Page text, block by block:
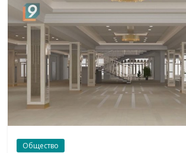
Общество